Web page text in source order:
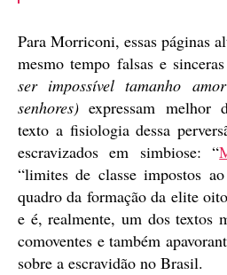
Para Morriconi, essas páginas
mesmo tempo falsas e
ser impossível tamanho
senhores) expressam melhor
texto a fisiologia dessa
escravizados em simbiose: “
“limites de classe impostos
quadro da formação da elite
e é, realmente, um dos textos
comoventes e também
sobre a escravidão no Brasil.